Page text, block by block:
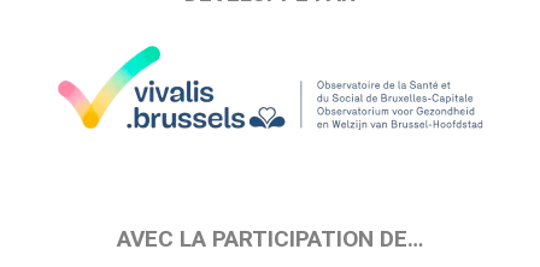
AVEC LA PARTICIPATION DE…